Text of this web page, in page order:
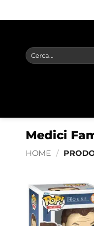
ai
Cerca:
Medici
HOME /